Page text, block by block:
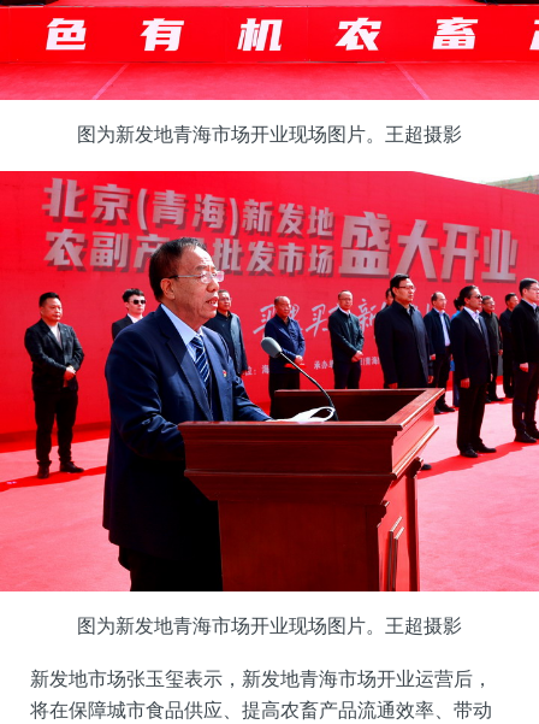
图为新发地青海市场开业现场图片。王超摄影
图为新发地青海市场开业现场图片。王超摄影
新发地市场张玉玺表示，新发地青海市场开业运营后，
将在保障城市食品供应、提高农畜产品流通效率、带动